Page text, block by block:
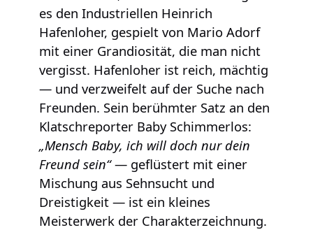
es den Industriellen Heinrich
Hafenloher, gespielt von Mario Adorf
mit einer Grandiosität, die man nicht
vergisst. Hafenloher ist reich, mächtig
— und verzweifelt auf der Suche nach
Freunden. Sein berühmter Satz an den
Klatschreporter Baby Schimmerlos:
„Mensch Baby, ich will doch nur dein
Freund sein“— geflüstert mit einer
Mischung aus Sehnsucht und
Dreistigkeit — ist ein kleines
Meisterwerk der Charakterzeichnung.